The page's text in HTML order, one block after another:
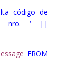
código de
nro. ‘ ||
FROM